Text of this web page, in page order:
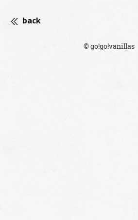
back
© go!go!vanillas